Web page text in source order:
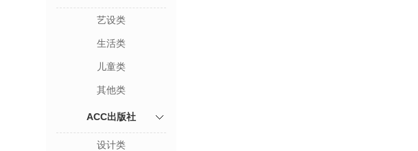
艺设类
生活类
儿童类
其他类
ACC出版社
设计类